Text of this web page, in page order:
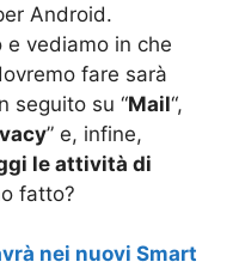
Android.
e vediamo in che
fare sarà
seguito su “Mail“,
” e, infine,
le attività di
fatto?
nei nuovi Smart